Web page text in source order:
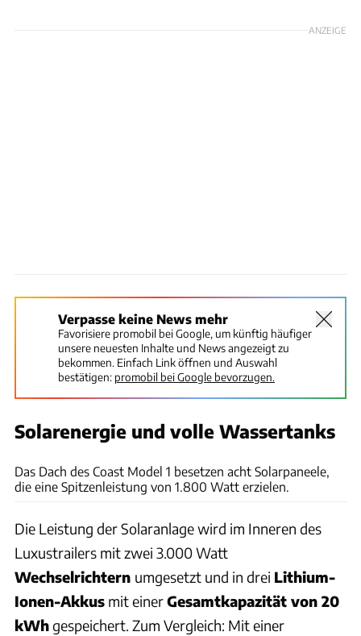
ANZEIGE
Verpasse keine News mehr
Favorisiere promobil bei Google, um künftig häufiger
unsere neuesten Inhalte und News angezeigt zu
bekommen. Einfach Link öffnen und Auswahl
bestätigen: promobil bei Google bevorzugen.
Solarenergie und volle Wassertanks
Hersteller
Das Dach des Coast Model 1 besetzen acht Solarpaneele,
die eine Spitzenleistung von 1.800 Watt erzielen.
Die Leistung der Solaranlage wird im Inneren des
Luxustrailers mit zwei 3.000 Watt
Wechselrichtern umgesetzt und in drei Lithium-
Ionen-Akkus mit einerGesamtkapazität von 20
kWhgespeichert. Zum Vergleich: Mit einer